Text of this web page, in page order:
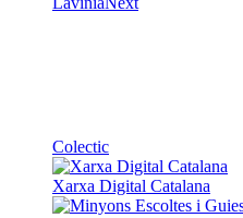
TOTHOMweb
Kiwop